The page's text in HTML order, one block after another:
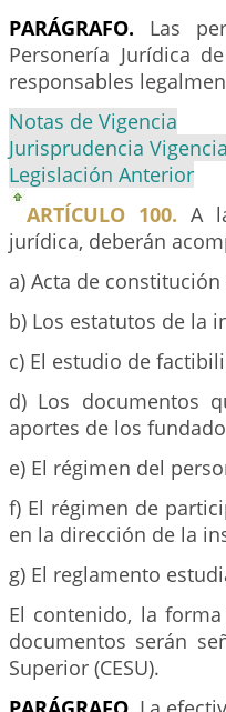
PARÁGRAFO. Las
Personería Jurídica
responsables
Notas de Vigencia
Jurisprudencia Vigencia
Legislación Anterior
ARTÍCULO 100. A
jurídica, deberán
a) Acta de
b) Los estatutos de la
c) El estudio de
d) Los documentos
aportes de los
e) El régimen del
f) El régimen de
en la dirección de la
g) El reglamento
El contenido, la
documentos serán
Superior (CESU).